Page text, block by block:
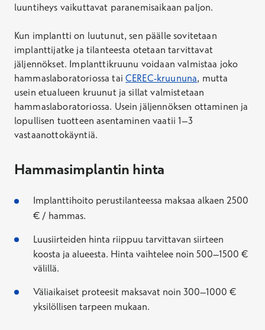
luuntiheys vaikuttavat paranemisaikaan paljon.
Kun implantti on luutunut, sen päälle sovitetaan
implanttijatke ja tilanteesta otetaan tarvittavat
jäljennökset. Implanttikruunu voidaan valmistaa joko
hammaslaboratoriossa taiCEREC-kruununa, mutta
usein etualueen kruunut ja sillat valmistetaan
hammaslaboratoriossa. Usein jäljennöksen ottaminen ja
lopullisen tuotteen asentaminen vaatii 1–3
vastaanottokäyntiä.
Hammasimplantin hinta
Implanttihoito perustilanteessa maksaa alkaen 2500
€ / hammas.
Luusiirteiden hinta riippuu tarvittavan siirteen
koosta ja alueesta. Hinta vaihtelee noin 500–1500 €
välillä.
Väliaikaiset proteesit maksavat noin 300–1000 €
yksilöllisen tarpeen mukaan.